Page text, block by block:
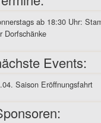
ab 18:30 Uhr:
Dorfschänke
Events:
Saison Eröffnungsfahrt